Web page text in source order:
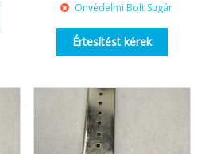
Önvédelmi Bolt Sugár
Értesítést kérek